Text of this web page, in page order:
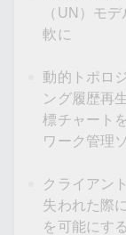
（UN）モ
軟に
動的トポロ
ング履歴再
標チャート
ワーク管理
クライアン
失われた際
を可能にす